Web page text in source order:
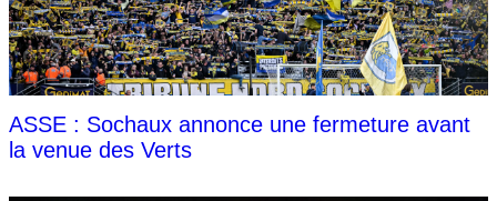
ASSE : Sochaux annonce une fermeture avant
la venue des Verts